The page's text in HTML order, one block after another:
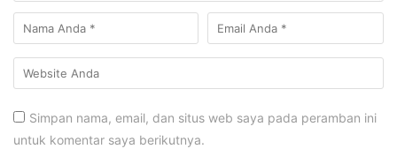
Simpan nama, email, dan situs web saya pada peramban ini
untuk komentar saya berikutnya.